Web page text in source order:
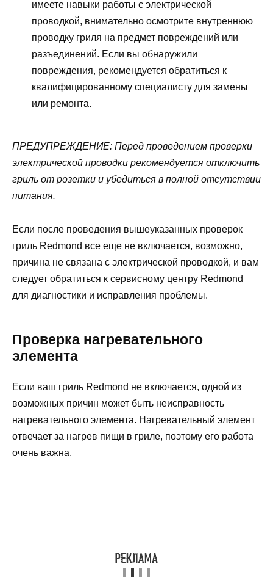
имеете навыки работы с электрической
проводкой, внимательно осмотрите внутреннюю
проводку гриля на предмет повреждений или
разъединений. Если вы обнаружили
повреждения, рекомендуется обратиться к
квалифицированному специалисту для замены
или ремонта.
ПРЕДУПРЕЖДЕНИЕ: Перед проведением проверки
электрической проводки рекомендуется отключить
гриль от розетки и убедиться в полной отсутствии
питания.
Если после проведения вышеуказанных проверок
гриль Redmond все еще не включается, возможно,
причина не связана с электрической проводкой, и вам
следует обратиться к сервисному центру Redmond
для диагностики и исправления проблемы.
Проверка нагревательного
элемента
Если ваш гриль Redmond не включается, одной из
возможных причин может быть неисправность
нагревательного элемента. Нагревательный элемент
отвечает за нагрев пищи в гриле, поэтому его работа
очень важна.